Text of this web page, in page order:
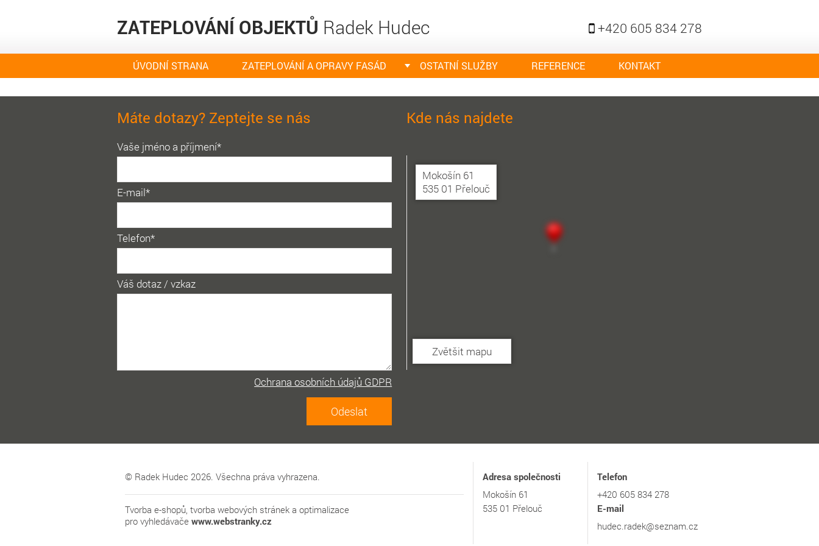
ZATEPLOVÁNÍ OBJEKTŮ Radek Hudec +420 605 834 278
ÚVODNÍ STRANA ZATEPLOVÁNÍ A OPRAVY FASÁD OSTATNÍ SLUŽBY REFERENCE KONTAKT
Máte dotazy? Zeptejte se nás
Vaše jméno a příjmení*
E-mail*
Telefon*
Váš dotaz / vzkaz
Ochrana osobních údajů GDPR
Kde nás najdete
Mokošín 61
535 01 Přelouč
Zvětšit mapu
Telefon
+420 605 834 278
E-mail
hudec.radek@seznam.cz
Adresa společnosti
Mokošín 61
535 01 Přelouč
© Radek Hudec 2026. Všechna práva vyhrazena.
Tvorba e-shopů, tvorba webových stránek a optimalizace
pro vyhledávače www.webstranky.cz